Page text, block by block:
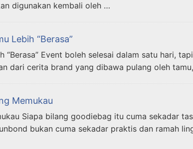
digunakan kembali oleh …
Lebih “Berasa”
Event boleh selesai dalam satu hari,
dari cerita brand yang dibawa pulang oleh
Memukau
Siapa bilang goodiebag itu cuma sekadar
bukan cuma sekadar praktis dan ramah